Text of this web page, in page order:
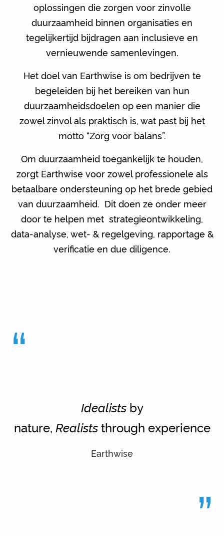
oplossingen die zorgen voor zinvolle
duurzaamheid binnen organisaties en
tegelijkertijd bijdragen aan inclusieve en
vernieuwende samenlevingen.
Het doel van Earthwise is om bedrijven te
begeleiden bij het bereiken van hun
duurzaamheidsdoelen op een manier die
zowel zinvol als praktisch is, wat past bij het
motto “Zorg voor balans”.
Om duurzaamheid toegankelijk te houden,
zorgt Earthwise voor zowel professionele als
betaalbare ondersteuning op het brede gebied
van duurzaamheid. Dit doen ze onder meer
door te helpen met strategieontwikkeling,
data-analyse, wet- & regelgeving, rapportage &
verificatie en due diligence.
“
Idealistsby
nature, Realiststhrough experience
Earthwise
”